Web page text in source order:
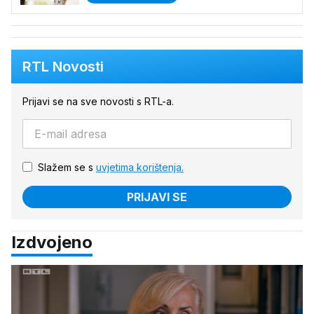
RTL Novosti
Prijavi se na sve novosti s RTL-a.
Slažem se s uvjetima korištenja.
PRIJAVI SE
Izdvojeno